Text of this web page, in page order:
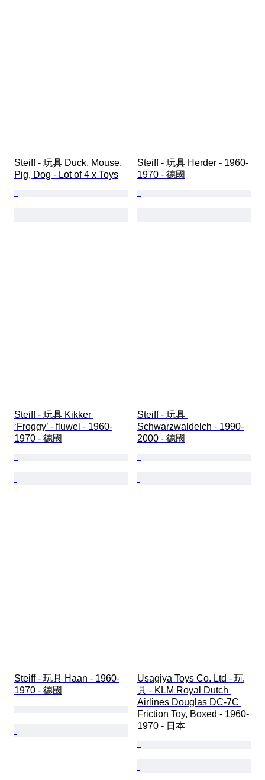
Steiff - 玩具 Duck, Mouse,
Pig, Dog - Lot of 4 x Toys
Steiff - 玩具 Herder - 1960-
1970 - 德國
Steiff - 玩具 Kikker
‘Froggy’ - fluwel - 1960-
1970 - 德國
Steiff - 玩具
Schwarzwaldelch - 1990-
2000 - 德國
Steiff - 玩具 Haan - 1960-
1970 - 德國
Usagiya Toys Co. Ltd - 玩
具 - KLM Royal Dutch
Airlines Douglas DC-7C
Friction Toy, Boxed - 1960-
1970 - 日本